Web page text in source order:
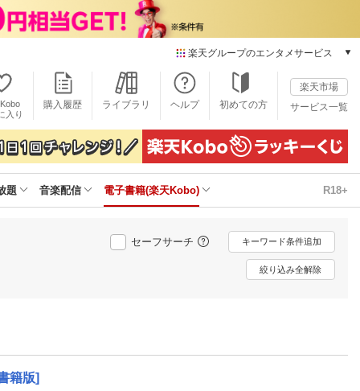
楽天グループのエンタメサービス
本/ゲーム/CD/DVD
楽天ブックス
電子書籍
楽天Kobo
雑誌読み放題
楽天ミュージック
動画配信
楽天TV
動画配信ガイド
入り
購入履歴 ライブラリ ヘルプ 初めての方
楽天市場
サービス一覧
題 音楽配信 電子書籍(楽天Kobo) R18+
セーフサーチ キーワード条件追加
絞り込み全解除
籍版]